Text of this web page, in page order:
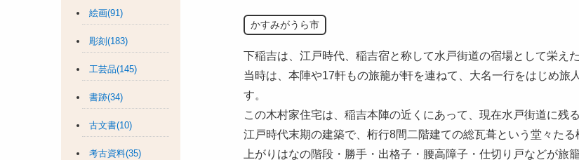
絵画(91)
彫刻(183)
工芸品(145)
書跡(34)
古文書(10)
考古資料(35)
かすみがうら市
下稲吉は、江戸時代、稲吉宿と称して水戸街道の宿場として栄えた
当時は、本陣や17軒もの旅籠が軒を連ねて、大名一行をはじめ旅
す。
この木村家住宅は、稲吉本陣の近くにあって、現在水戸街道に残
江戸時代末期の建築で、桁行8間二階建ての総瓦葺という堂々た
上がりはなの階段・勝手・出格子・腰高障子・仕切り戸などが旅